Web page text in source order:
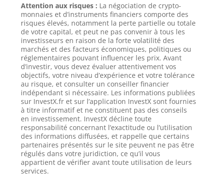
Attention aux risques : La négociation de crypto-
monnaies et d’instruments financiers comporte des
risques élevés, notamment la perte partielle ou totale
de votre capital, et peut ne pas convenir à tous les
investisseurs en raison de la forte volatilité des
marchés et des facteurs économiques, politiques ou
réglementaires pouvant influencer les prix. Avant
d’investir, vous devez évaluer attentivement vos
objectifs, votre niveau d’expérience et votre tolérance
au risque, et consulter un conseiller financier
indépendant si nécessaire. Les informations publiées
sur InvestX.fr et sur l’application InvestX sont fournies
à titre informatif et ne constituent pas des conseils
en investissement. InvestX décline toute
responsabilité concernant l’exactitude ou l’utilisation
des informations diffusées, et rappelle que certains
partenaires présentés sur le site peuvent ne pas être
régulés dans votre juridiction, ce qu’il vous
appartient de vérifier avant toute utilisation de leurs
services.